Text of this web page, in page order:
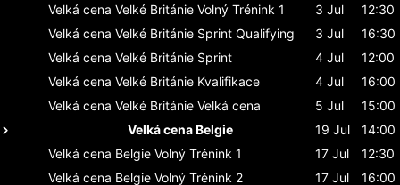
Velká cena Velké Británie Volný Trénink 1 3 Jul
12:30
Velká cena Velké Británie Sprint Qualifying 3 Jul
16:30
Velká cena Velké Británie Sprint 4 Jul
12:00
Velká cena Velké Británie Kvalifikace 4 Jul
16:00
Velká cena Velké Británie Velká cena 5 Jul
15:00
Velká cena Belgie
19 Jul
14:00
Velká cena Belgie Volný Trénink 1 17 Jul
12:30
Velká cena Belgie Volný Trénink 2 17 Jul 16:00